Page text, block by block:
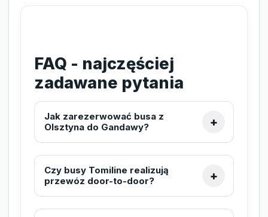
FAQ - najczęściej
zadawane pytania
Jak zarezerwować busa z
Olsztyna do Gandawy?
Czy busy Tomiline realizują
przewóz door-to-door?